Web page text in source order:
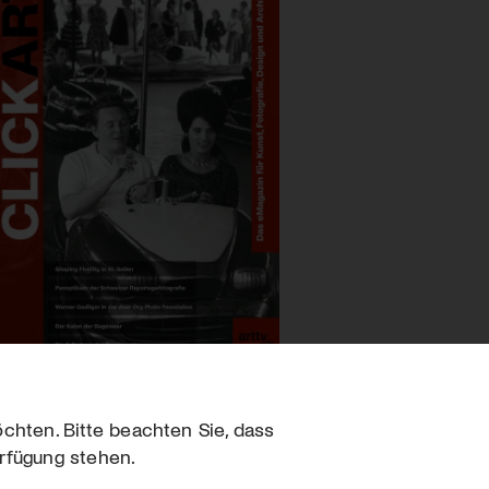
Bitte beachten Sie, dass
stehen.